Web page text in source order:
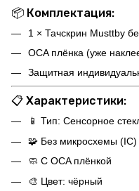
📦 Комплектация:
1 × Тачскрин Musttby
OCA плёнка (уже
Защитная
📋 Характеристики:
📱 Тип: Сенсорное
🧩 Без микросхемы (IC)
🧼 С OCA плёнкой
🎨 Цвет: чёрный